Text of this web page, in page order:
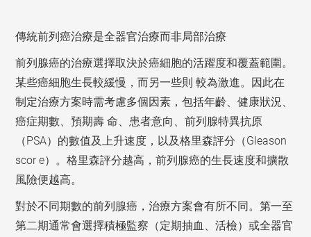
傳統前列癌治療是全器官治療而非局部治療
前列腺癌的治療選擇取決於癌細胞的活躍度和覆蓋範圍。
某些癌細胞生長較緩慢，而另一些則 較為激進。因此在
制定治療方案時需考慮多個因素，包括年齡、健康狀況、
癌症期數、預期壽 命、患者意向、前列腺特異抗原
（PSA）的數值及上升速度，以及格里森評分（Gleason
scor e）。格里森評分越高，前列腺癌的生長速度和擴散
風險便越高。
對於不同期數的前列腺癌，治療方案會有所不同。第一至
第二期通常會選擇積極監察（定期抽血、活檢）或全器官